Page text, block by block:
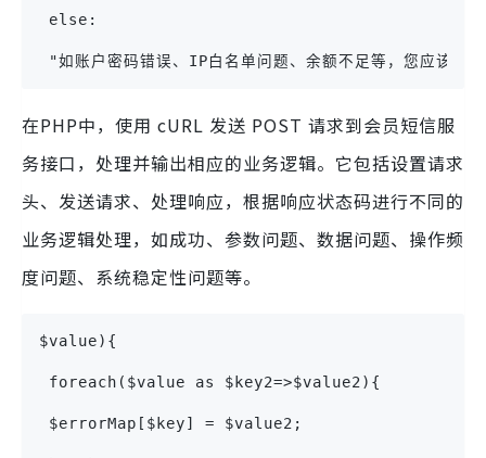
else:
"如账户密码错误、IP白名单问题、余额不足等，您应该在
在PHP中，使用 cURL 发送 POST 请求到会员短信服
务接口，处理并输出相应的业务逻辑。它包括设置请求
头、发送请求、处理响应，根据响应状态码进行不同的
业务逻辑处理，如成功、参数问题、数据问题、操作频
度问题、系统稳定性问题等。
$value){
foreach($value as $key2=>$value2){
$errorMap[$key] = $value2;